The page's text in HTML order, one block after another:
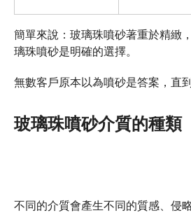
簡單來說：玻璃珠噴砂著重於精緻
璃珠噴砂是明確的選擇。
無數客戶原本以為噴砂是答案，直
玻璃珠噴砂介質的種類
不同的介質會產生不同的質感、侵